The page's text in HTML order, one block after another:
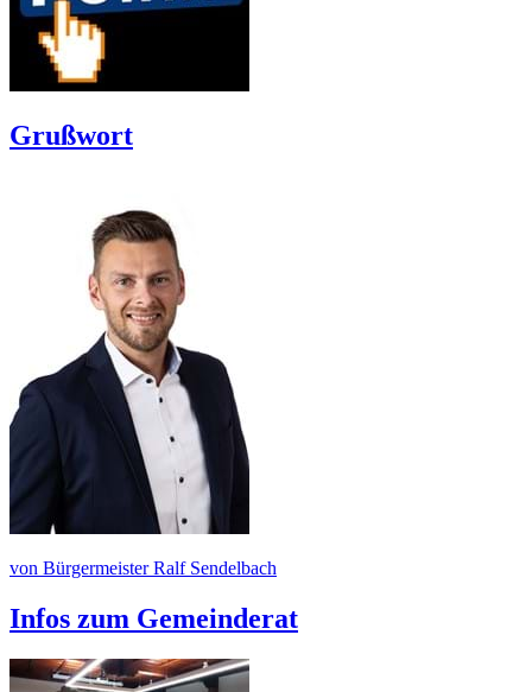
Grußwort
von Bürgermeister Ralf Sendelbach
Infos zum Gemeinderat